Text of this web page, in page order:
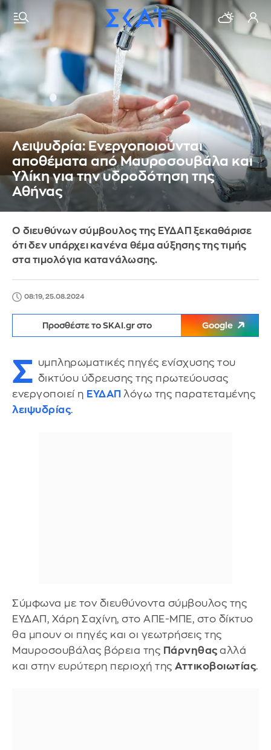
Λειψυδρία: Ενεργοποιούνται
αποθέματα από Μαυροσουβάλα και
Υλίκη για την υδροδότηση της
Αθήνας
Ο διευθύνων σύμβουλος της ΕΥΔΑΠ ξεκαθάρισε
ότι δεν υπάρχει κανένα θέμα αύξησης της τιμής
στα τιμολόγια κατανάλωσης.
08:19, 25.08.2024
Προσθέστε το SKAI.gr στο Google
Σ υμπληρωματικές πηγές ενίσχυσης του
δικτύου ύδρευσης της πρωτεύουσας
ενεργοποιεί η ΕΥΔΑΠ λόγω της παρατεταμένης
λειψυδρίας.
Σύμφωνα με τον διευθύνοντα σύμβουλος της
ΕΥΔΑΠ, Χάρη Σαχίνη, στο ΑΠΕ-ΜΠΕ, στο δίκτυο
θα μπουν οι πηγές και οι γεωτρήσεις της
Μαυροσουβάλας βόρεια της Πάρνηθας αλλά
και στην ευρύτερη περιοχή της Αττικοβοιωτίας.